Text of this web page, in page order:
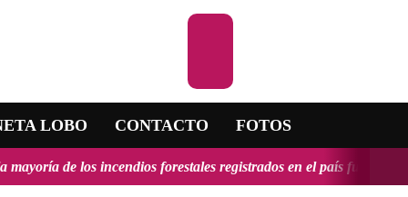
LOBO CONTACTO FOTOS
forestales registrados en el país fueron provocados y